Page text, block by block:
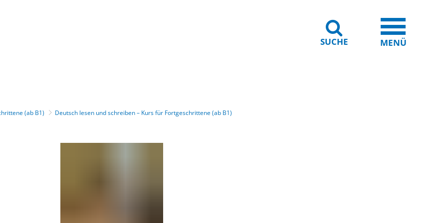
SUCHE MENÜ
(ab B1) Deutsch lesen und schreiben – Kurs für Fortgeschrittene (ab B1)